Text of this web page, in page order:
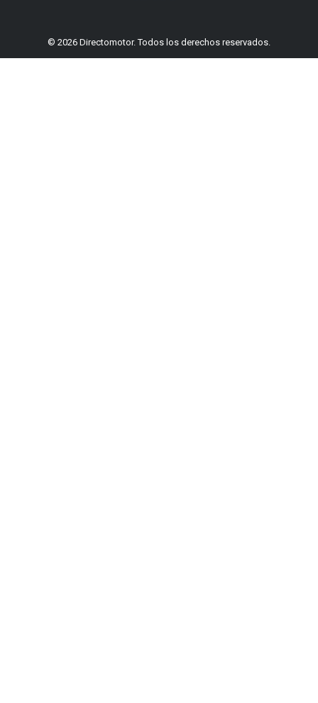
© 2026 Directomotor. Todos los derechos reservados.